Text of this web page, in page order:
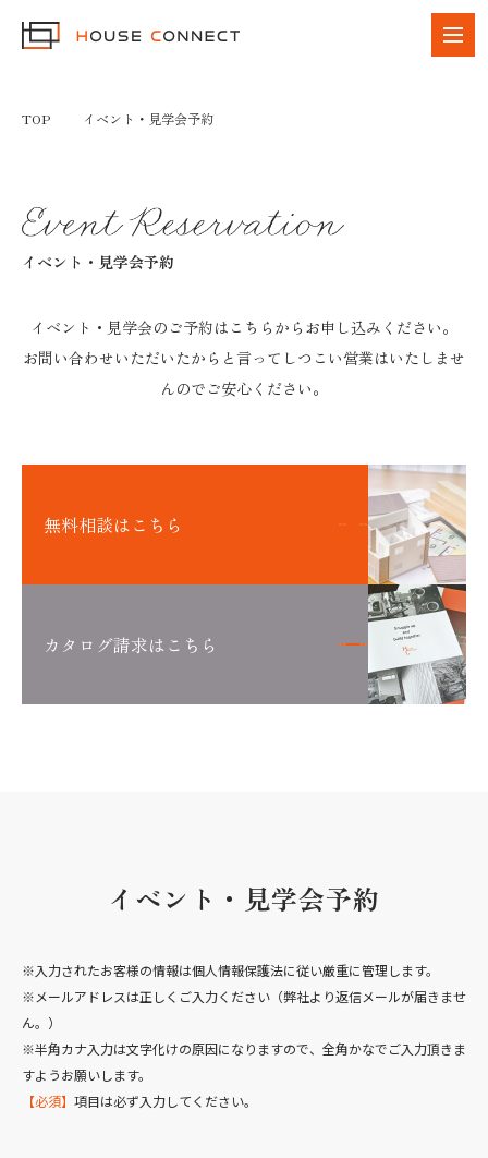
TOP イベント・見学会予約
イベント・見学会予約
イベント・見学会のご予約はこちらからお申し込みください。
お問い合わせいただいたからと言ってしつこい営業はいたしませ
んのでご安心ください。
無料相談はこちら
カタログ請求はこちら
イベント・見学会予約
※入力されたお客様の情報は個人情報保護法に従い厳重に管理します。
※メールアドレスは正しくご入力ください（弊社より返信メールが届きませ
ん。）
※半角カナ入力は文字化けの原因になりますので、全角かなでご入力頂きま
すようお願いします。
【必須】 項目は必ず入力してください。